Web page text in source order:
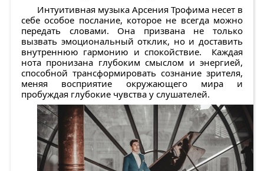
Интуитивная музыка Арсения Трофима несет в
себе особое послание, которое не всегда можно
передать словами. Она призвана не только
вызвать эмоциональный отклик, но и доставить
внутреннюю гармонию и спокойствие. Каждая
нота пронизана глубоким смыслом и энергией,
способной трансформировать сознание зрителя,
меняя восприятие окружающего мира и
пробуждая глубокие чувства у слушателей.